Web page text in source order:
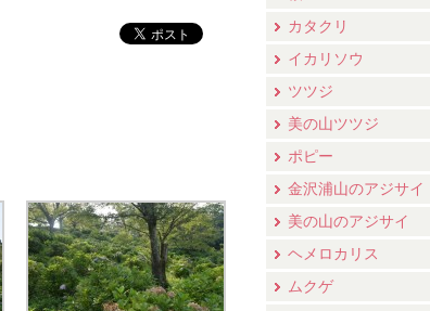
カタクリ
イカリソウ
ツツジ
美の山ツツジ
ポピー
金沢浦山のアジサイ
美の山のアジサイ
ヘメロカリス
ムクゲ